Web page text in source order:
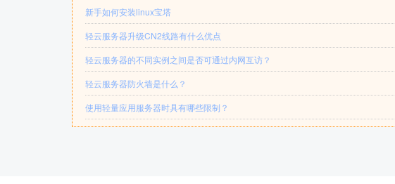
新手如何安装linux宝塔
轻云服务器升级CN2线路有什么优点
轻云服务器的不同实例之间是否可通过内网互访？
轻云服务器防火墙是什么？
使用轻量应用服务器时具有哪些限制？